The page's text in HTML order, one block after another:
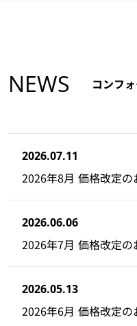
NEWS コンフ
2026.07.11
2026年8月 価格改定の
2026.06.06
2026年7月 価格改定の
2026.05.13
2026年6月 価格改定の